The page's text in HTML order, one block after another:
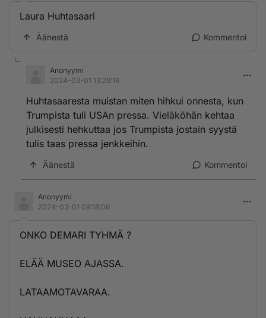
Laura Huhtasaari
Äänestä Kommentoi
Anonyymi
2024-03-01 13:29:16
Huhtasaaresta muistan miten hihkui onnesta, kun
Trumpista tuli USAn pressa. Vieläköhän kehtaa
julkisesti hehkuttaa jos Trumpista jostain syystä
tulis taas pressa jenkkeihin.
Äänestä Kommentoi
Anonyymi
2024-03-01 09:18:06
ONKO DEMARI TYHMÄ ?
ELÄÄ MUSEO AJASSA.
LATAAMOTAVARAA.